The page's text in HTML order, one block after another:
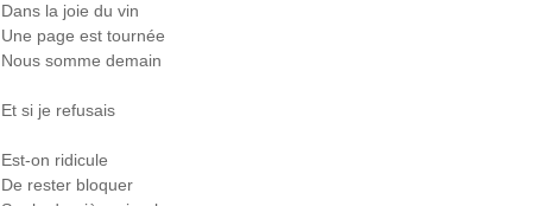
Dans la joie du vin
Une page est tournée
Nous somme demain
Et si je refusais
Est‐on ridicule
De rester bloquer